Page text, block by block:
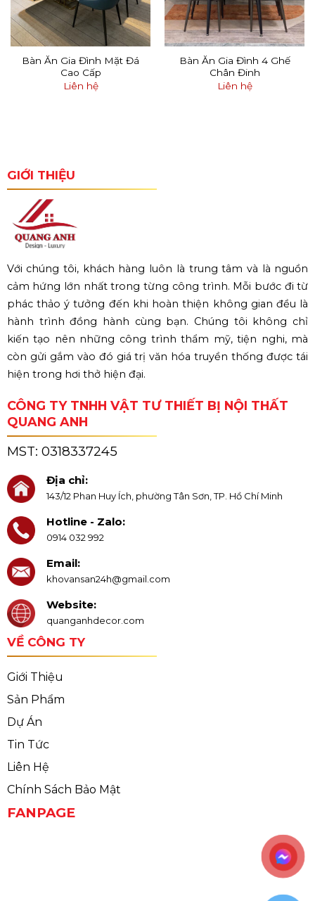
Bàn Ăn Gia Đình Mặt Đá
Cao Cấp
Liên hệ
Bàn Ăn Gia Đình 4 Ghế
Chân Đinh
Liên hệ
GIỚI THIỆU
Với chúng tôi, khách hàng luôn là trung tâm và là nguồn
cảm hứng lớn nhất trong từng công trình. Mỗi bước đi từ
phác thảo ý tưởng đến khi hoàn thiện không gian đều là
hành trình đồng hành cùng bạn. Chúng tôi không chỉ
kiến tạo nên những công trình thẩm mỹ, tiện nghi, mà
còn gửi gắm vào đó giá trị văn hóa truyền thống được tái
hiện trong hơi thở hiện đại.
CÔNG TY TNHH VẬT TƯ THIẾT BỊ NỘI THẤT
QUANG ANH
MST: 0318337245
Địa chỉ:
143/12 Phan Huy Ích, phường Tân Sơn, TP. Hồ Chí Minh
Hotline - Zalo:
0914 032 992
Email:
khovansan24h@gmail.com
Website:
quanganhdecor.com
VỀ CÔNG TY
Giới Thiệu
Sản Phẩm
Dự Án
Tin Tức
Liên Hệ
Chính Sách Bảo Mật
FANPAGE